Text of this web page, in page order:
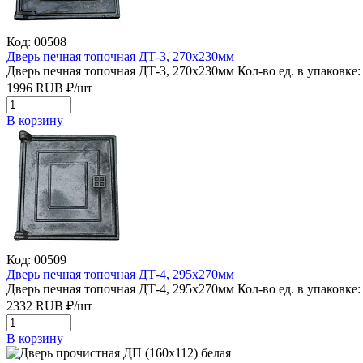
Код: 00508
Дверь печная топочная ДТ-3, 270х230мм
Дверь печная топочная ДТ-3, 270х230мм Кол-во ед. в упаковке:
1996 RUB ₽/шт
В корзину
Код: 00509
Дверь печная топочная ДТ-4, 295х270мм
Дверь печная топочная ДТ-4, 295х270мм Кол-во ед. в упаковке:
2332 RUB ₽/шт
В корзину